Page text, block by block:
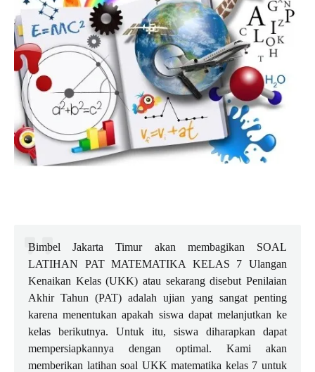
Bimbel Jakarta Timur akan membagikan SOAL
LATIHAN PAT MATEMATIKA KELAS 7 Ulangan
Kenaikan Kelas (UKK) atau sekarang disebut Penilaian
Akhir Tahun (PAT) adalah ujian yang sangat penting
karena menentukan apakah siswa dapat melanjutkan ke
kelas berikutnya. Untuk itu, siswa diharapkan dapat
mempersiapkannya dengan optimal. Kami akan
memberikan latihan soal UKK matematika kelas 7 untuk